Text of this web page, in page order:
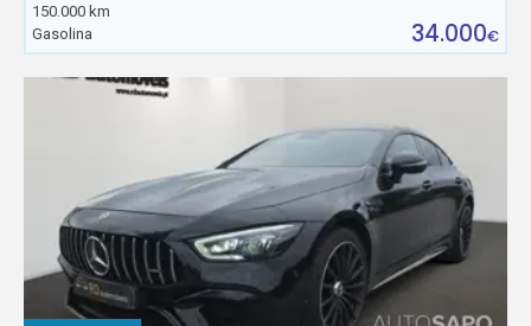
150.000 km
Gasolina
34.000€